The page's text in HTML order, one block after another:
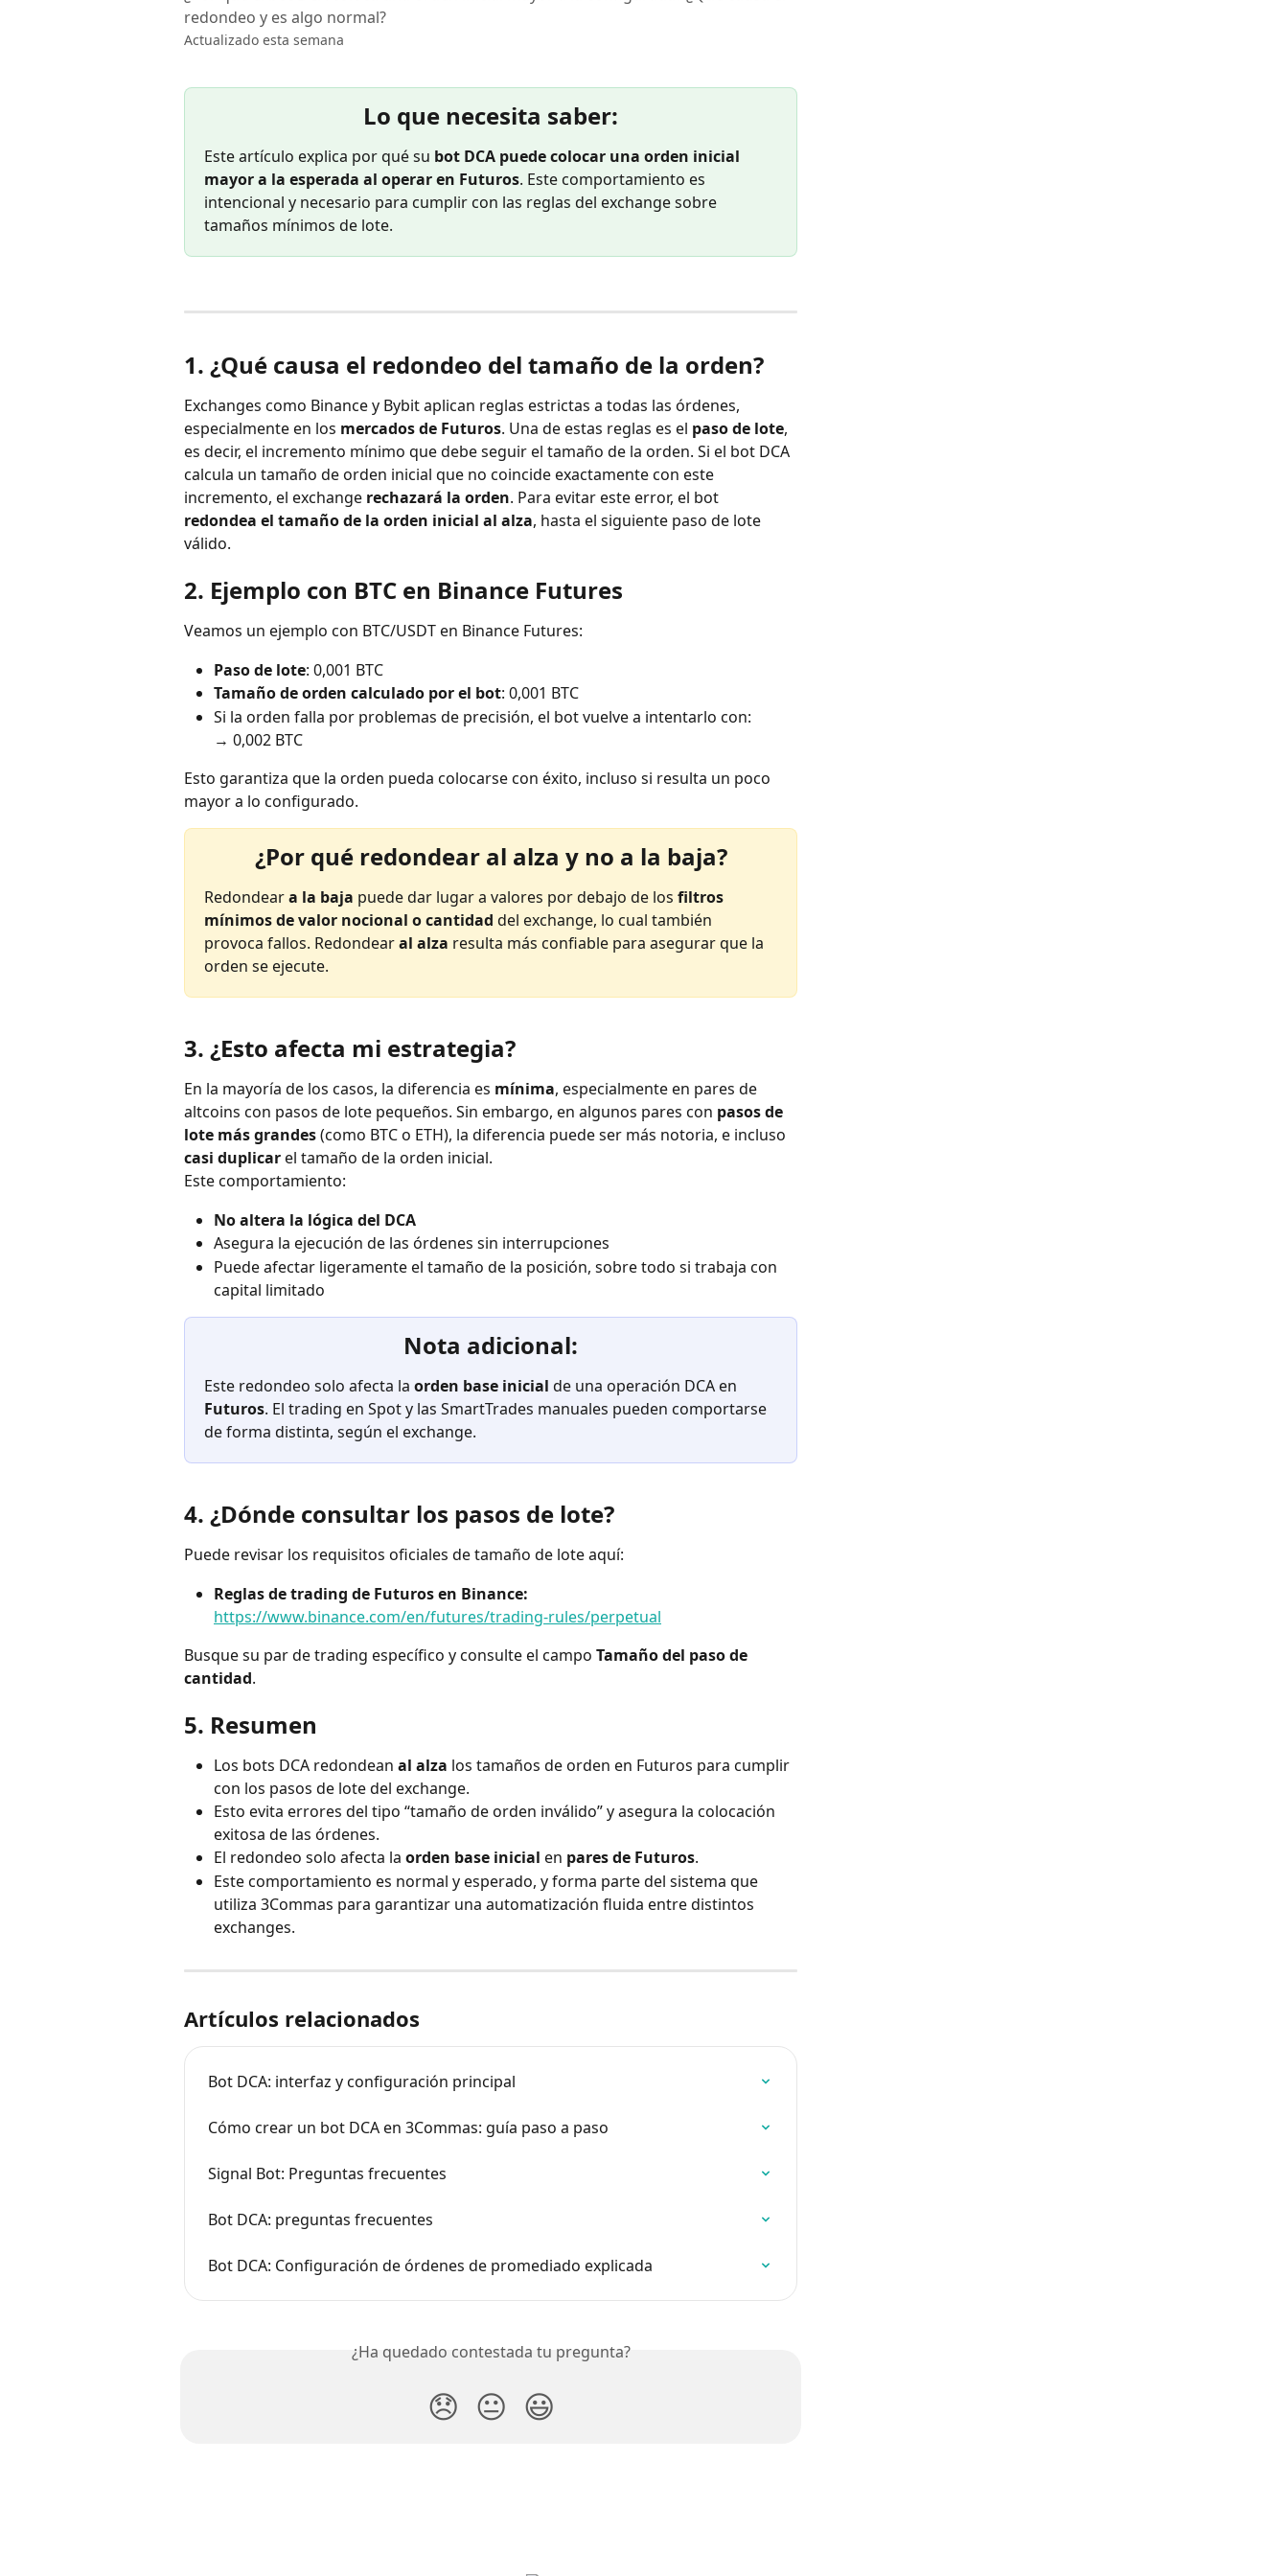
redondeo y es algo normal?
Actualizado esta semana
Lo que necesita saber:
Este artículo explica por qué su bot DCA puede colocar una orden inicial
mayor a la esperada al operar en Futuros. Este comportamiento es
intencional y necesario para cumplir con las reglas del exchange sobre
tamaños mínimos de lote.
1. ¿Qué causa el redondeo del tamaño de la orden?
Exchanges como Binance y Bybit aplican reglas estrictas a todas las órdenes,
especialmente en los mercados de Futuros. Una de estas reglas es el paso de lote,
es decir, el incremento mínimo que debe seguir el tamaño de la orden. Si el bot DCA
calcula un tamaño de orden inicial que no coincide exactamente con este
incremento, el exchange rechazará la orden. Para evitar este error, el bot
redondea el tamaño de la orden inicial al alza, hasta el siguiente paso de lote
válido.
2. Ejemplo con BTC en Binance Futures
Veamos un ejemplo con BTC/USDT en Binance Futures:
Paso de lote: 0,001 BTC
Tamaño de orden calculado por el bot: 0,001 BTC
Si la orden falla por problemas de precisión, el bot vuelve a intentarlo con:
→ 0,002 BTC
Esto garantiza que la orden pueda colocarse con éxito, incluso si resulta un poco
mayor a lo configurado.
¿Por qué redondear al alza y no a la baja?
Redondear a la baja puede dar lugar a valores por debajo de los filtros
mínimos de valor nocional o cantidad del exchange, lo cual también
provoca fallos. Redondear al alza resulta más confiable para asegurar que la
orden se ejecute.
3. ¿Esto afecta mi estrategia?
En la mayoría de los casos, la diferencia es mínima, especialmente en pares de
altcoins con pasos de lote pequeños. Sin embargo, en algunos pares con pasos de
lote más grandes (como BTC o ETH), la diferencia puede ser más notoria, e incluso
casi duplicar el tamaño de la orden inicial.
Este comportamiento:
No altera la lógica del DCA
Asegura la ejecución de las órdenes sin interrupciones
Puede afectar ligeramente el tamaño de la posición, sobre todo si trabaja con
capital limitado
Nota adicional:
Este redondeo solo afecta la orden base inicial de una operación DCA en
Futuros. El trading en Spot y las SmartTrades manuales pueden comportarse
de forma distinta, según el exchange.
4. ¿Dónde consultar los pasos de lote?
Puede revisar los requisitos oficiales de tamaño de lote aquí:
Reglas de trading de Futuros en Binance:
https://www.binance.com/en/futures/trading-rules/perpetual
Busque su par de trading específico y consulte el campo Tamaño del paso de
cantidad.
5. Resumen
Los bots DCA redondean al alza los tamaños de orden en Futuros para cumplir
con los pasos de lote del exchange.
Esto evita errores del tipo “tamaño de orden inválido” y asegura la colocación
exitosa de las órdenes.
El redondeo solo afecta la orden base inicial en pares de Futuros.
Este comportamiento es normal y esperado, y forma parte del sistema que
utiliza 3Commas para garantizar una automatización fluida entre distintos
exchanges.
Artículos relacionados
Bot DCA: interfaz y configuración principal
Cómo crear un bot DCA en 3Commas: guía paso a paso
Signal Bot: Preguntas frecuentes
Bot DCA: preguntas frecuentes
Bot DCA: Configuración de órdenes de promediado explicada
¿Ha quedado contestada tu pregunta?
😞 😐 😃